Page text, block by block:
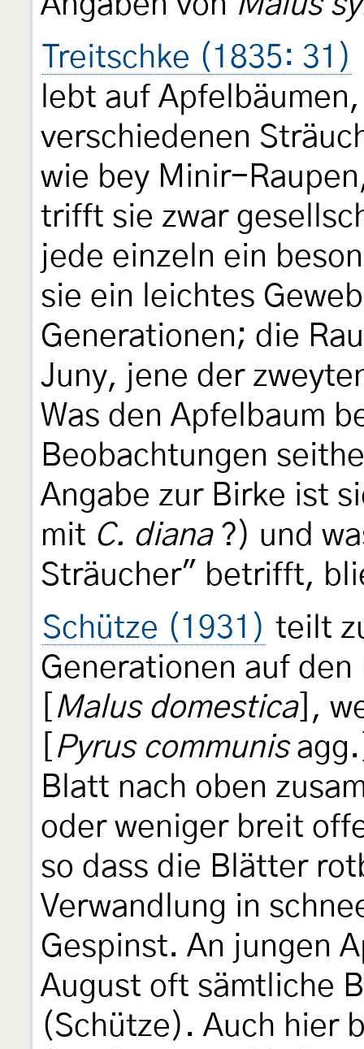
Treitschke (1835: 31)
lebt auf
verschiedenen
wie bey Minir-
trifft sie zwar
jede einzeln ein
sie ein leichtes
Generationen; die
Juny, jene der
Was den Apfelbaum
Beobachtungen
Angabe zur Birke ist
mit C. diana?) und
Sträucher" betrifft,
Schütze (1931) teilt
Generationen auf
Malus domestica],
Pyrus communis
Blatt nach oben
oder weniger breit
so dass die Blätter
Verwandlung in
Gespinst. An jungen
August oft sämtliche
(Schütze). Auch hier